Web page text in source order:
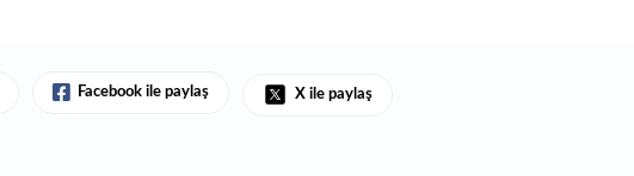
Facebook ile paylaş X ile paylaş